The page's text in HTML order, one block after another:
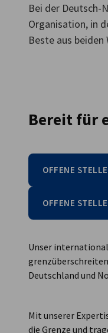
Bei der Deutsch-
Organisation, in
Beste aus beiden
Bereit für
OFFENE
OFFENE
Unser
Deutschland und
Mit unserer
die Grenze und